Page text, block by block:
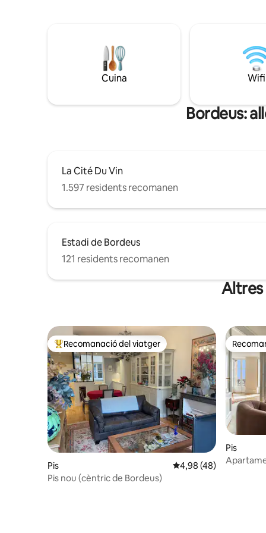
Cuina Wifi
Bordeus:
La Cité Du Vin
1.597 residents recomanen
Estadi de Bordeus
121 residents recomanen
Altres
Principals recomanacions dels viatgers
Recomanació del viatger
Pis 4,98 de puntuació
4,98 (48)
Pis nou (cèntric de Bordeus)
Pis